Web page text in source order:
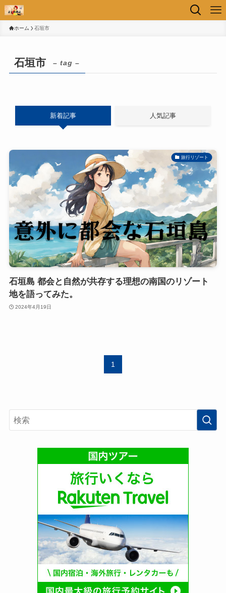
ホーム 石垣市
石垣市 – tag –
新着記事 人気記事
旅行リゾート
石垣島 都会と自然が共存する理想の南国のリゾート
地を語ってみた。
2024年4月19日
1